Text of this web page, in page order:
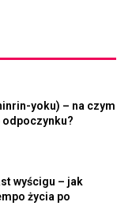
yoku) – na czym
wyścigu – jak
życia po